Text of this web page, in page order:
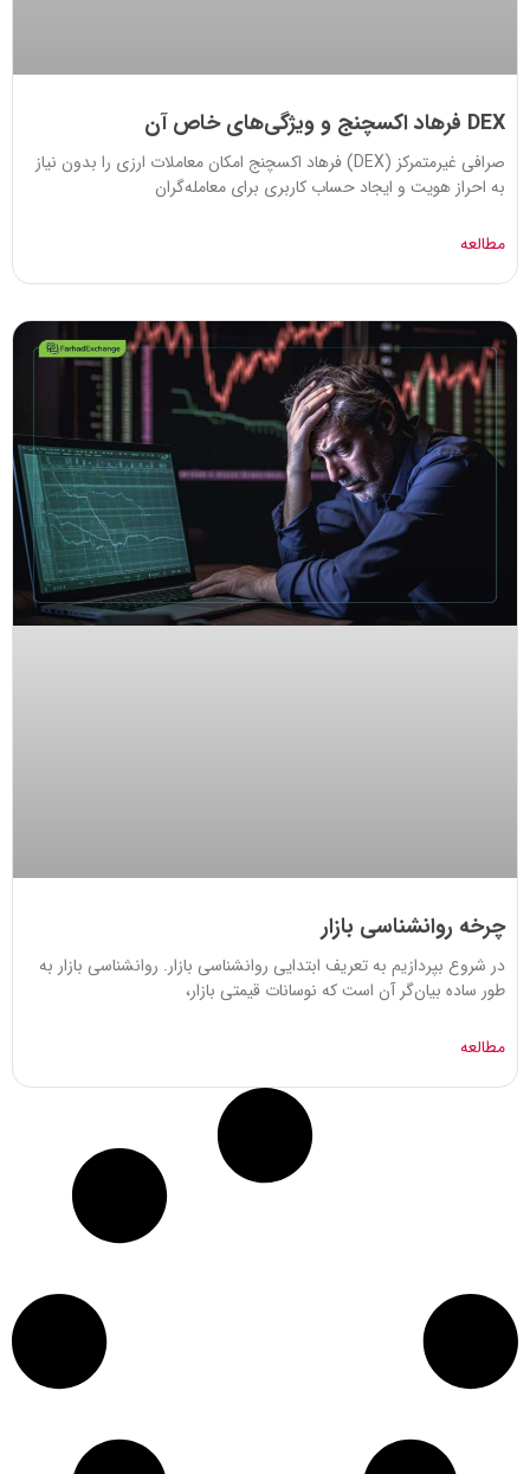
DEX فرهاد اکسچنج و ویژگی‌های خاص آن
صرافی غیرمتمرکز (DEX) فرهاد اکسچنج امکان معاملات ارزی را بدون نیاز
به احراز هویت و ایجاد حساب کاربری برای معامله­‌گران
مطالعه
چرخه روانشناسی بازار
در شروع بپردازیم به تعریف ابتدایی روانشناسی بازار. روانشناسی بازار به
طور ساده بیان‌گر آن است که نوسانات قیمتی بازار،
مطالعه